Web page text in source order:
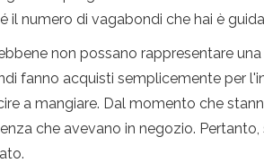
il numero di vagabondi che hai è
non possano rappresentare
fanno acquisti semplicemente per
a mangiare. Dal momento che
che avevano in negozio.